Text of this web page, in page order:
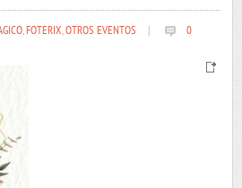
,FOTERIX,OTROS EVENTOS 0